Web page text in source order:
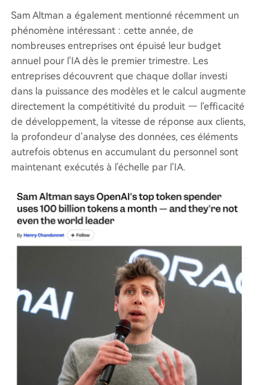
Sam Altman a également mentionné récemment un
phénomène intéressant : cette année, de
nombreuses entreprises ont épuisé leur budget
annuel pour l'IA dès le premier trimestre. Les
entreprises découvrent que chaque dollar investi
dans la puissance des modèles et le calcul augmente
directement la compétitivité du produit — l'efficacité
de développement, la vitesse de réponse aux clients,
la profondeur d'analyse des données, ces éléments
autrefois obtenus en accumulant du personnel sont
maintenant exécutés à l'échelle par l'IA.